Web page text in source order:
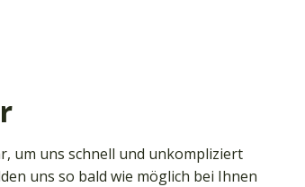
um uns schnell und unkompliziert
uns so bald wie möglich bei Ihnen